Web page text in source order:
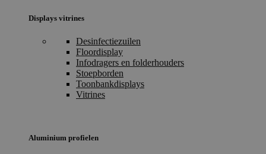
Displays vitrines
Desinfectiezuilen
Floordisplay
Infodragers en folderhouders
Stoepborden
Toonbankdisplays
Vitrines
Aluminium profielen